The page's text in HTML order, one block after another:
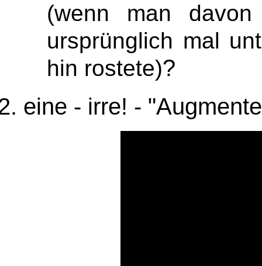
(wenn man
ursprünglich mal
hin rostete)?
eine - irre! -